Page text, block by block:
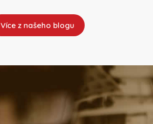
Více z našeho blogu